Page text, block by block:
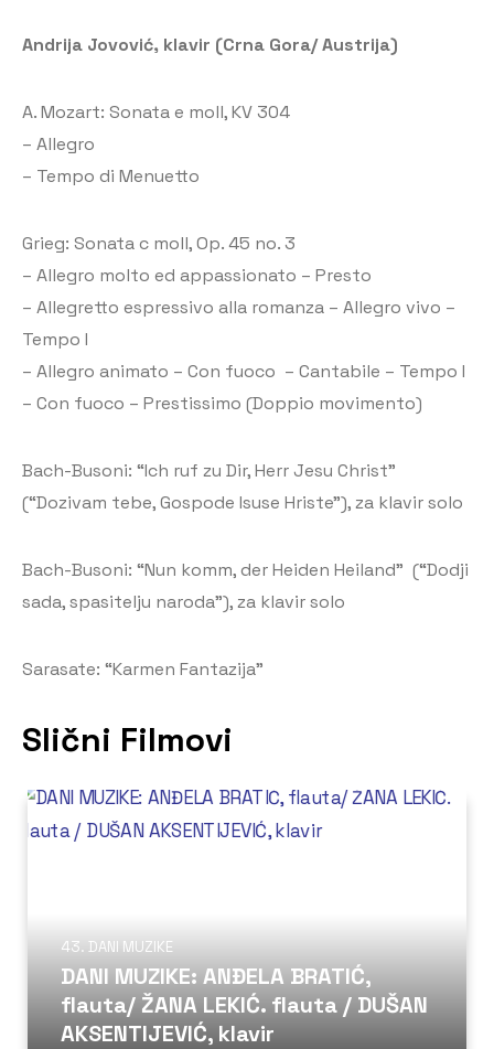
Andrija Jovović, klavir (Crna Gora/ Austrija)
A. Mozart: Sonata e moll, KV 304
– Allegro
– Tempo di Menuetto
Grieg: Sonata c moll, Op. 45 no. 3
– Allegro molto ed appassionato – Presto
– Allegretto espressivo alla romanza – Allegro vivo –
Tempo I
– Allegro animato – Con fuoco – Cantabile – Tempo I
– Con fuoco – Prestissimo (Doppio movimento)
Bach-Busoni: “Ich ruf zu Dir, Herr Jesu Christ”
(“Dozivam tebe, Gospode Isuse Hriste”), za klavir solo
Bach-Busoni: “Nun komm, der Heiden Heiland” (“Dodji
sada, spasitelju naroda”), za klavir solo
Sarasate: “Karmen Fantazija”
Slični Filmovi
43. DANI MUZIKE
DANI MUZIKE: ANĐELA BRATIĆ,
flauta/ ŽANA LEKIĆ. flauta / DUŠAN
AKSENTIJEVIĆ, klavir